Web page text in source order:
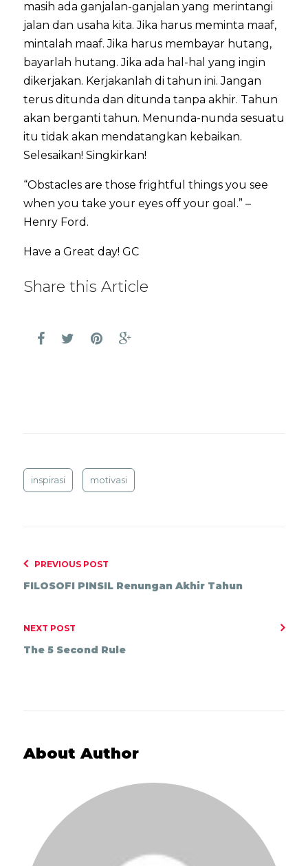
masih ada ganjalan-ganjalan yang merintangi
jalan dan usaha kita. Jika harus meminta maaf,
mintalah maaf. Jika harus membayar hutang,
bayarlah hutang. Jika ada hal-hal yang ingin
dikerjakan. Kerjakanlah di tahun ini. Jangan
terus ditunda dan ditunda tanpa akhir. Tahun
akan berganti tahun. Menunda-nunda sesuatu
itu tidak akan mendatangkan kebaikan.
Selesaikan! Singkirkan!
“Obstacles are those frightful things you see
when you take your eyes off your goal.” –
Henry Ford.
Have a Great day! GC
Share this Article
inspirasi motivasi
PREVIOUS POST
FILOSOFI PINSIL Renungan Akhir Tahun
NEXT POST
The 5 Second Rule
About Author